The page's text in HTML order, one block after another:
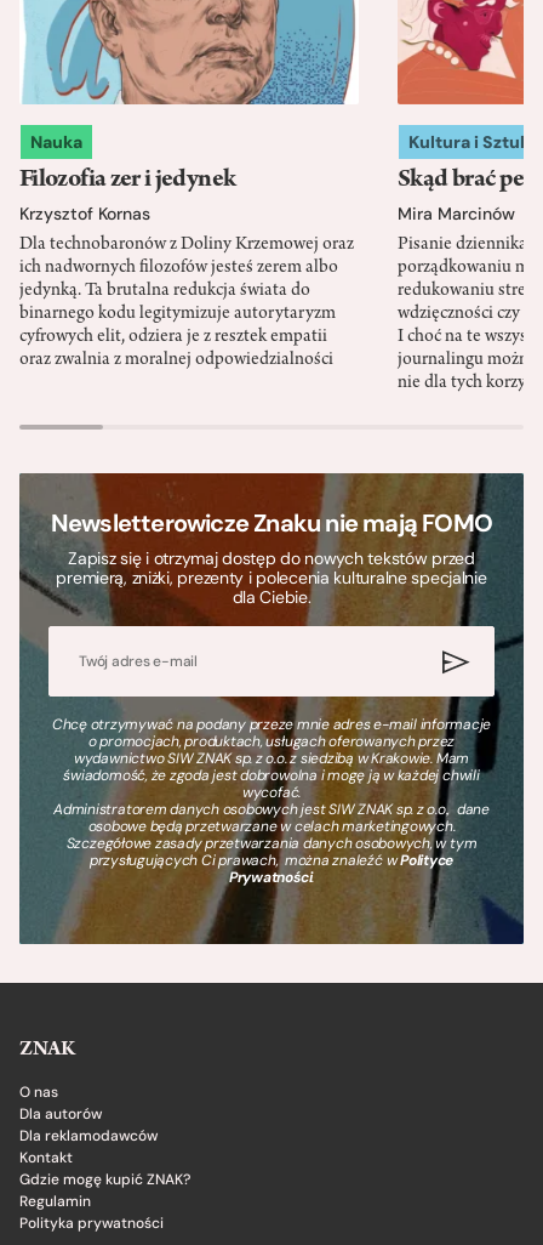
Nauka
Filozofia zer i jedynek
Krzysztof Kornas
Dla technobaronów z Doliny Krzemowej oraz
ich nadwornych filozofów jesteś zerem albo
jedynką. Ta brutalna redukcja świata do
binarnego kodu legitymizuje autorytaryzm
cyfrowych elit, odziera je z resztek empatii
oraz zwalnia z moralnej odpowiedzialności
Kultura i Sztuka
Skąd brać
Mira Marcinów
Pisanie dziennika
porządkowaniu
redukowaniu
wdzięczności czy
I choć na te
journalingu można
nie dla tych
Newsletterowicze Znaku nie mają FOMO
Zapisz się i otrzymaj dostęp do nowych tekstów przed
premierą, zniżki, prezenty i polecenia kulturalne specjalnie
dla Ciebie.
Chcę otrzymywać na podany przeze mnie adres e-mail informacje
o promocjach, produktach, usługach oferowanych przez
wydawnictwo SIW ZNAK sp. z o.o. z siedzibą w Krakowie. Mam
świadomość, że zgoda jest dobrowolna i mogę ją w każdej chwili
wycofać.
Administratorem danych osobowych jest SIW ZNAK sp. z o.o., dane
osobowe będą przetwarzane w celach marketingowych.
Szczegółowe zasady przetwarzania danych osobowych, w tym
przysługujących Ci prawach, można znaleźć wPolityce
Prywatności.
ZNAK
O nas
Dla autorów
Dla reklamodawców
Kontakt
Gdzie mogę kupić ZNAK?
Regulamin
Polityka prywatności